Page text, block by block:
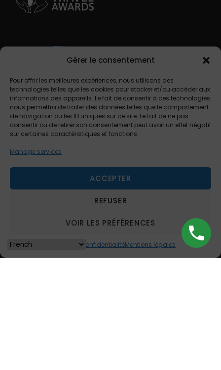
Gérer le consentement
Pour offrir les meilleures expériences, nous utilisons des
technologies telles que les cookies pour stocker et/ou accéder aux
informations des appareils. Le fait de consentir à ces technologies
nous permettra de traiter des données telles que le comportement
de navigation ou les ID uniques sur ce site. Le fait de ne pas
consentir ou de retirer son consentement peut avoir un effet négatif
sur certaines caractéristiques et fonctions.
Manage services
ACCEPTER
REFUSER
VOIR LES PRÉFÉRENCES
Politique de confidentialitéMentions légales
Address : Av. 29 de Março, Number 127. 1º Esq. Frt. 3885-
Phone : +351 91.880.21.15 (mobile)
Contact@viatis.eu